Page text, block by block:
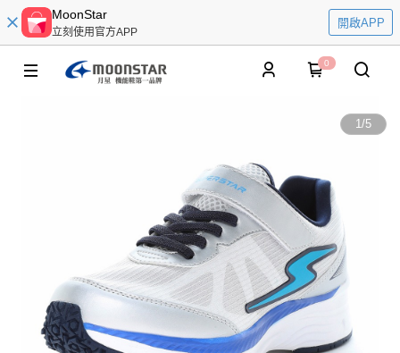
MoonStar
立刻使用官方APP
開啟APP
0
1/5